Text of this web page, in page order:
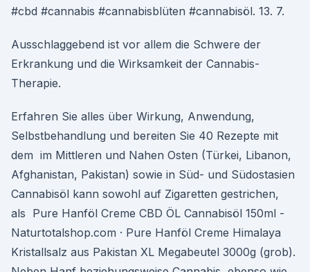
#cbd #cannabis #cannabisblüten #cannabisöl. 13. 7.
Ausschlaggebend ist vor allem die Schwere der
Erkrankung und die Wirksamkeit der Cannabis-
Therapie.
Erfahren Sie alles über Wirkung, Anwendung,
Selbstbehandlung und bereiten Sie 40 Rezepte mit
dem im Mittleren und Nahen Osten (Türkei, Libanon,
Afghanistan, Pakistan) sowie in Süd- und Südostasien
Cannabisöl kann sowohl auf Zigaretten gestrichen,
als Pure Hanföl Creme CBD ÖL Cannabisöl 150ml -
Naturtotalshop.com · Pure Hanföl Creme Himalaya
Kristallsalz aus Pakistan XL Megabeutel 3000g (grob).